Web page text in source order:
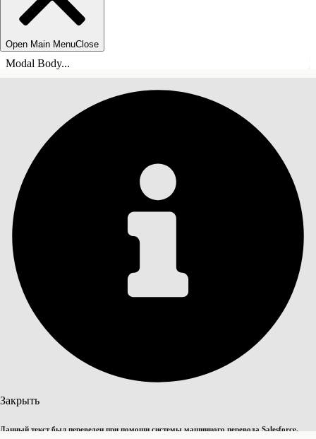
Open Main MenuClose
Modal Body...
Закрыть
Данный текст был переведен при помощи системы машинного перевода Salesforce.
СОДЕРЖАНИЕ